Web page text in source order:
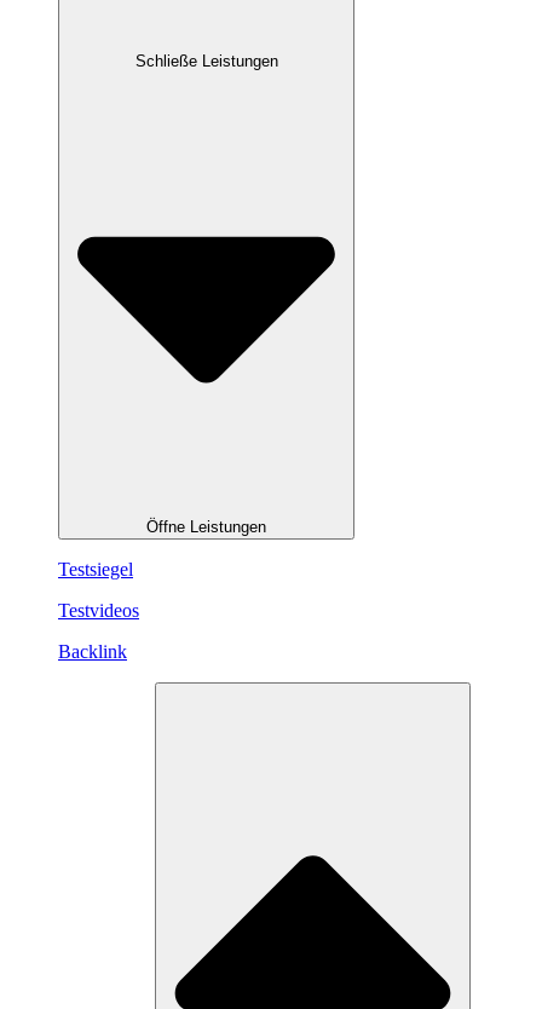
Schließe Leistungen
Öffne Leistungen
Testsiegel
Testvideos
Backlink